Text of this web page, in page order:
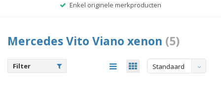
Enkel originele merkproducten
Mercedes Vito Viano xenon (5)
Filter Standaard